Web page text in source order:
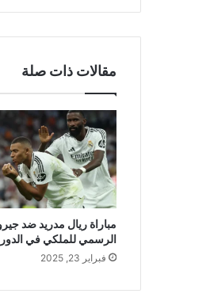
مقالات ذات صلة
مباراة ريال مدريد ضد
الرسمي للملكي في
فبراير 23, 2025